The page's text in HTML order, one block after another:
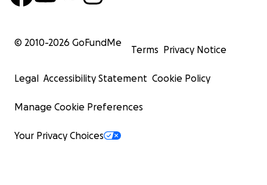
© 2010-2026 GoFundMe
Terms Privacy Notice
Legal Accessibility Statement Cookie Policy
Manage Cookie Preferences
Your Privacy Choices